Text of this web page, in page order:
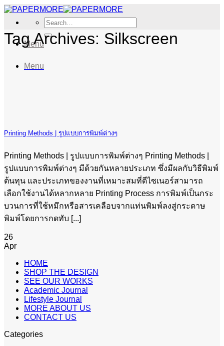
Skip
content
Search
for:
Menu
Menu
Tag Archives: Silkscreen
Printing Methods | รูปแบบการพิมพ์ต่างๆ
Printing Methods | รูปแบบการพิมพ์ต่างๆ Printing Methods |
รูปแบบการพิมพ์ต่างๆ มีด้วยกันหลายประเภท ซึ่งมีผลกับวิธีพิมพ์
ต้นทุน และประเภทของงานที่เหมาะสมที่ดีไซเนอร์สามารถ
เลือกใช้งานได้หลากหลาย Printing Process การพิมพ์เป็นกระ
บวนการที่ใช้หมึกหรือสารเคลือบจากแท่นพิมพ์ลงสู่กระดาษ
พิมพ์โดยการกดทับ [...]
26
Apr
HOME
SHOP THE DESIGN
SEE OUR WORKS
Academic Journal
Lifestyle Journal
MORE ABOUT US
CONTACT US
Categories